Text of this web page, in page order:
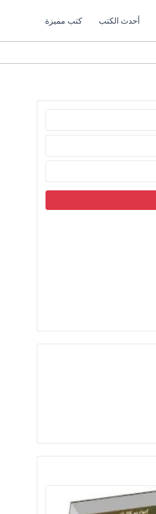
أحدث الكتب كتب مميزة